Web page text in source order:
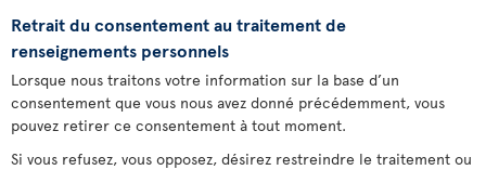
Retrait du consentement au traitement de
renseignements personnels
Lorsque nous traitons votre information sur la base d’un
consentement que vous nous avez donné précédemment, vous
pouvez retirer ce consentement à tout moment.
Si vous refusez, vous opposez, désirez restreindre le traitement ou